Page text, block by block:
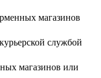
магазинов
службой
магазинов или